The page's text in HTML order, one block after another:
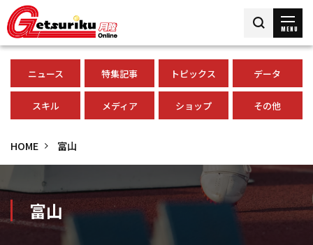
MENU
ニュース 特集記事 トピックス データ
スキル メディア ショップ その他
HOME 富山
富山